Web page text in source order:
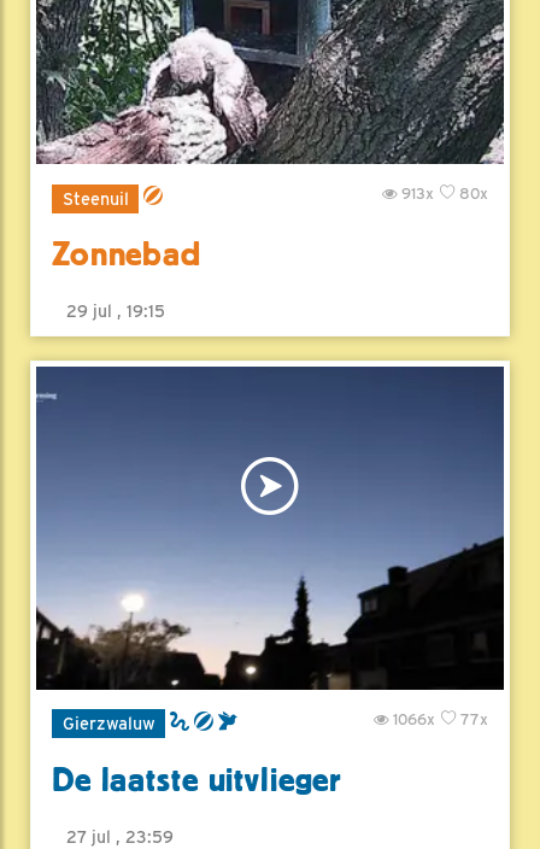
Steenuil 80x
913x
Zonnebad
29 jul , 19:15
Gierzwaluw 77x
1066x
De laatste uitvlieger
27 jul , 23:59